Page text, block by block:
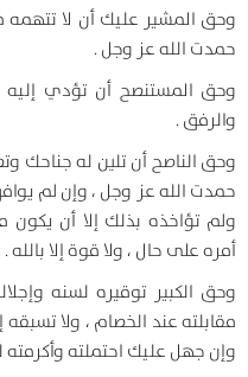
وحق المشير عليك أن لا تتهمه
حمدت الله عز وجل .
وحق المستنصح أن تؤدي إليه
والرفق .
وحق الناصح أن تلين له جناحك
حمدت الله عز وجل ، وإن لم
ولم تؤاخذه بذلك إلا أن
أمره على حال ، ولا قوة إلا بالله .
وحق الكبير توقيره لسنه
مقابلته عند الخصام ، ولا
وإن جهل عليك احتملته وأكرمته